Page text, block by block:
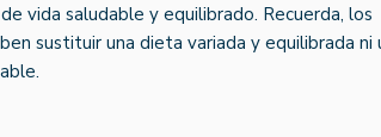
vida saludable y equilibrado. Recuerda, los
sustituir una dieta variada y equilibrada ni